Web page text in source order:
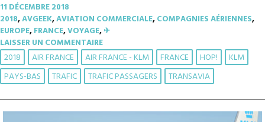
11 DÉCEMBRE 2018
2018,AVGEEK,AVIATION COMMERCIALE,COMPAGNIES AÉRIENNES,
EUROPE,FRANCE,VOYAGE,✈︎
LAISSER UN COMMENTAIRE
2018 AIR FRANCE AIR FRANCE - KLM FRANCE HOP!
KLM
PAYS-BAS
TRAFIC TRAFIC PASSAGERS TRANSAVIA